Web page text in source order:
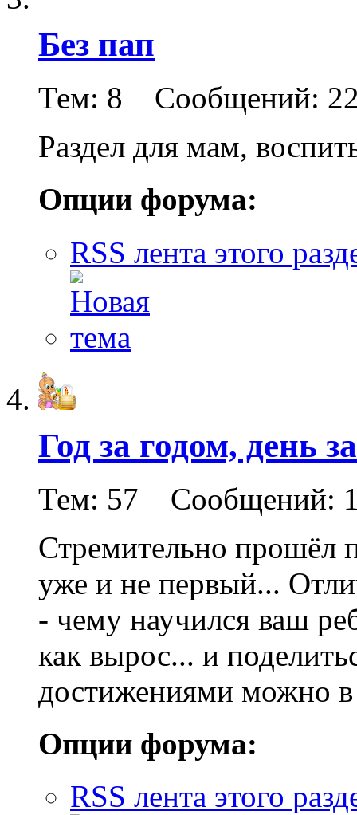
Без пап
Тем: 8 Сообщений:
Раздел для мам,
Опции форума:
RSS лента этого
Год за годом, день
Тем: 57 Сообщений:
Стремительно прошёл
уже и не первый...
- чему научился ваш
как вырос... и
достижениями можно
Опции форума:
RSS лента этого